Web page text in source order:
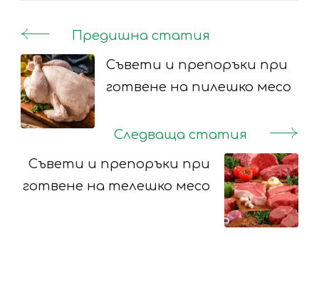
Post
Navigation
Предишна статия
Съвети и препоръки при
готвене на пилешко месо
Следваща статия
Съвети и препоръки при
готвене на телешко месо